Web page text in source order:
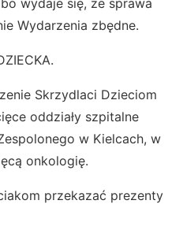
wydaje się, że sprawa
Wydarzenia zbędne.
Skrzydlaci Dzieciom
oddziały szpitalne
w Kielcach, w
onkologię.
przekazać prezenty